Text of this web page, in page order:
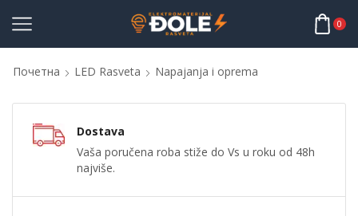
0
Почетна LED Rasveta Napajanja i oprema
Dostava
Vaša poručena roba stiže do Vs u roku od 48h
najviše.